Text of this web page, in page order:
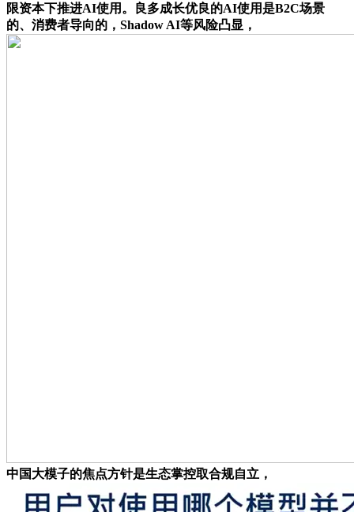
限资本下推进AI使用。良多成长优良的AI使用是B2C场景
的、消费者导向的，Shadow AI等风险凸显，
中国大模子的焦点方针是生态掌控取合规自立，